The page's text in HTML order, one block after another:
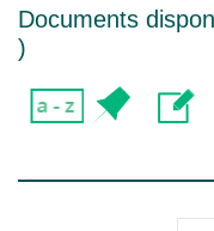
Documents
)